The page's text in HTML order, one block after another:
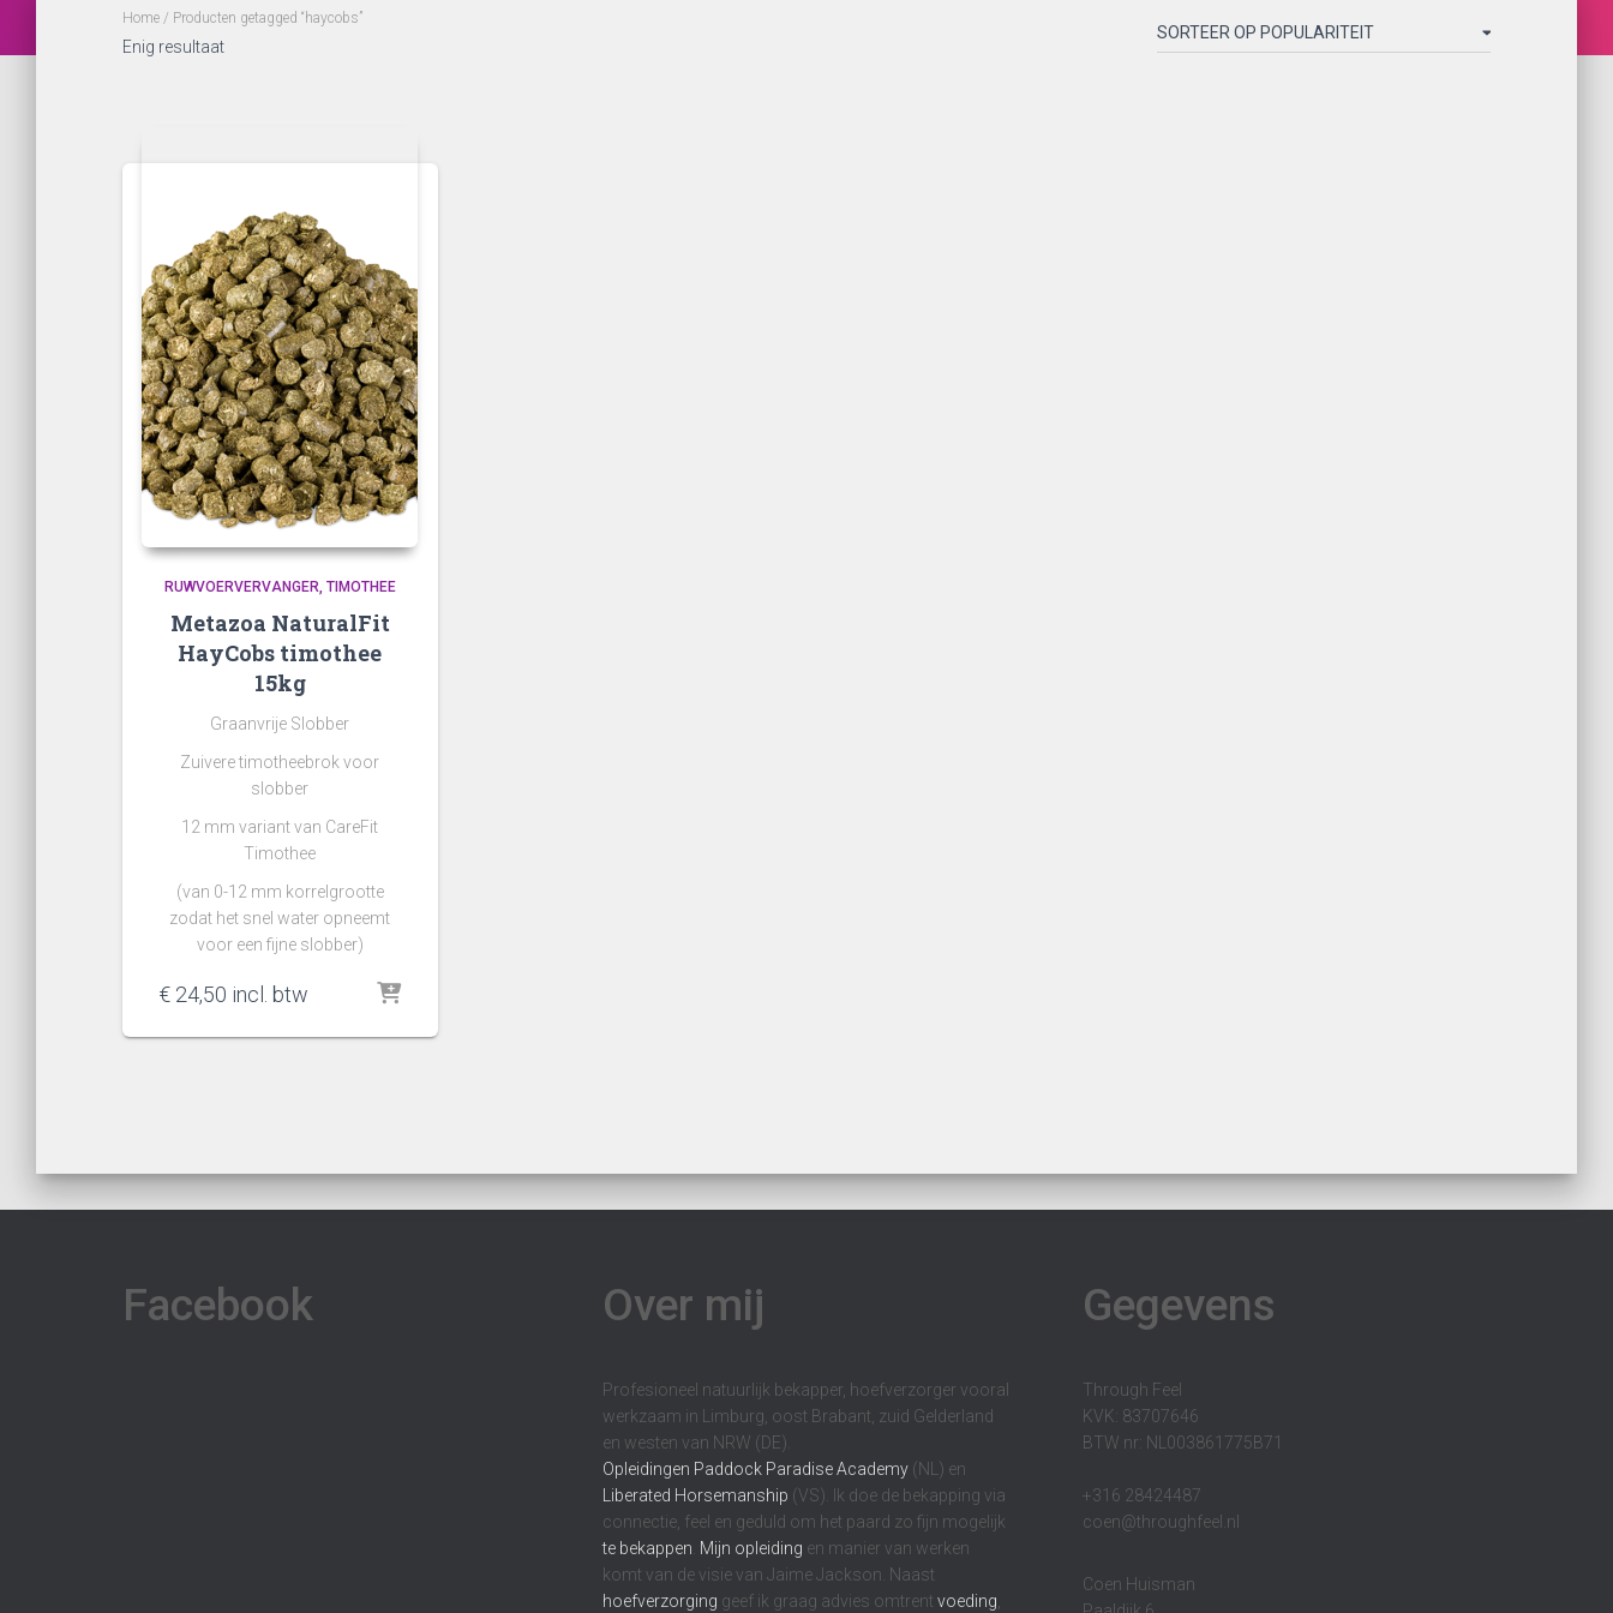
Home / Producten getagged “haycobs”
Enig resultaat
RUWVOERVERVANGER TIMOTHEE
Metazoa NaturalFit
HayCobs timothee
15kg
Graanvrije Slobber
Zuivere timotheebrok voor
slobber
12 mm variant van CareFit
Timothee
(van 0-12 mm korrelgrootte
zodat het snel water opneemt
voor een fijne slobber)
€ 24,50 incl. btw
Facebook Over mij
Profesioneel natuurlijk bekapper, hoefverzorger vooral
werkzaam in Limburg, oost Brabant, zuid Gelderland
en westen van NRW (DE).
Opleidingen Paddock Paradise Academy (NL) en
Liberated Horsemanship (VS). Ik doe de bekapping via
connectie, feel en geduld om het paard zo fijn mogelijk
te bekappen Mijn opleiding en manier van werken
komt van de visie van Jaime Jackson. Naast
hoefverzorging geef ik graag advies omtrent voeding
Gegevens
Through Feel
KVK: 83707646
BTW nr: NL003861775B71
+316 28424487
coen@throughfeel.nl
Coen Huisman